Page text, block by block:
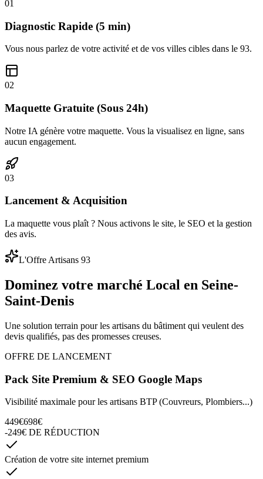
01
Diagnostic Rapide (5 min)
Vous nous parlez de votre activité et de vos villes cibles dans le 93.
02
Maquette Gratuite (Sous 24h)
Notre IA génère votre maquette. Vous la visualisez en ligne, sans
aucun engagement.
03
Lancement & Acquisition
La maquette vous plaît ? Nous activons le site, le SEO et la gestion
des avis.
L'Offre Artisans 93
Dominez votre marché Local en Seine-
Saint-Denis
Une solution terrain pour les artisans du bâtiment qui veulent des
devis qualifiés, pas des promesses creuses.
OFFRE DE LANCEMENT
Pack Site Premium & SEO Google Maps
Visibilité maximale pour les artisans BTP (Couvreurs, Plombiers...)
449€698€
-249€ DE RÉDUCTION
Création de votre site internet premium